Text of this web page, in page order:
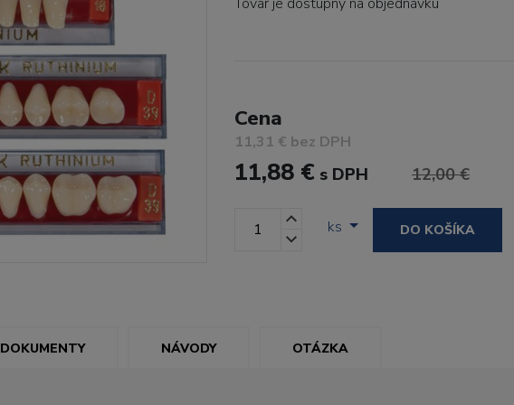
Cena
11,31 € bez DPH
11,88 € s DPH 12,00 €
ks DO KOŠÍKA
DOKUMENTY NÁVODY OTÁZKA